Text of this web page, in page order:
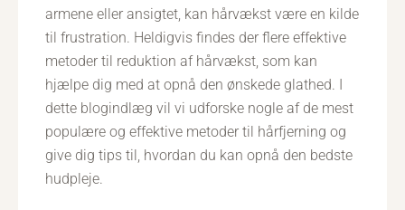
armene eller ansigtet, kan hårvækst være en kilde
til frustration. Heldigvis findes der flere effektive
metoder til reduktion af hårvækst, som kan
hjælpe dig med at opnå den ønskede glathed. I
dette blogindlæg vil vi udforske nogle af de mest
populære og effektive metoder til hårfjerning og
give dig tips til, hvordan du kan opnå den bedste
hudpleje.